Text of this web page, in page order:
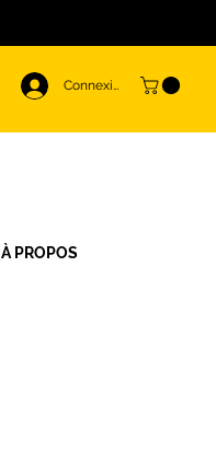
Connexion
À PROPOS